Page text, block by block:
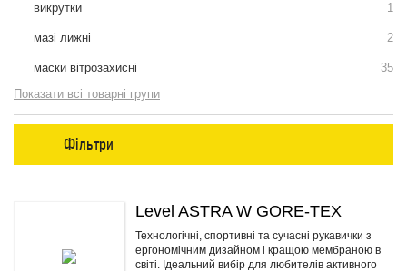
викрутки 1
мазі лижні 2
маски вітрозахисні
35
Показати всі товарні групи
Фільтри
Level ASTRA W GORE-TEX
Технологічні, спортивні та сучасні рукавички з
ергономічним дизайном і кращою мембраною в
світі. Ідеальний вибір для любителів активного